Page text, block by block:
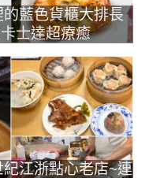
藍色貨櫃大排長
士達超療癒
江浙點心老店~連